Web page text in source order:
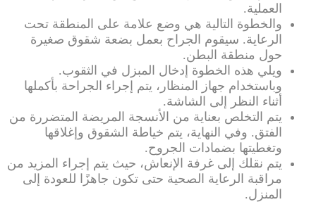
العملية.
والخطوة التالية هي وضع علامة على المنطقة تحت
الرعاية. سيقوم الجراح بعمل بضعة شقوق صغيرة
حول منطقة البطن.
ويلي هذه الخطوة إدخال المبزل في الثقوب.
وباستخدام جهاز المنظار، يتم إجراء الجراحة بأكملها
أثناء النظر إلى الشاشة.
يتم التخلص بعناية من الأنسجة المريضة المتضررة من
الفتق. وفي النهاية، يتم خياطة الشقوق وإغلاقها
وتغطيتها بضمادات الجروح.
يتم نقلك إلى غرفة الإنعاش، حيث يتم إجراء المزيد من
مراقبة الرعاية الصحية حتى تكون جاهزًا للعودة إلى
المنزل.